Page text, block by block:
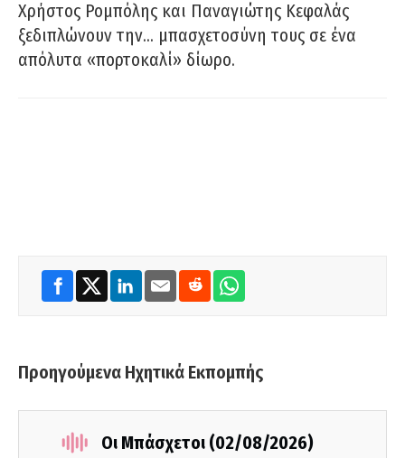
Χρήστος Ρομπόλης και Παναγιώτης Κεφαλάς
ξεδιπλώνουν την… μπασχετοσύνη τους σε ένα
απόλυτα «πορτοκαλί» δίωρο.
Προηγούμενα Ηχητικά Εκπομπής
Οι Μπάσχετοι (02/08/2026)